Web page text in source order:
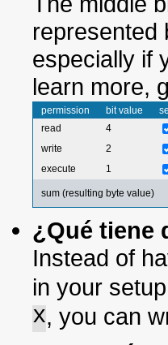
represented
especially if
learn more,
permission bit value
read
4
write
2
execute
1
sum (resulting byte value)
¿Qué tiene
Instead of
in your
x, you can